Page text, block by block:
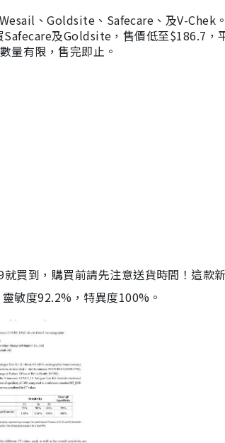
、Goldsite、Safecare、及V-Chek
及Goldsite，售價低至$186.7，
量有限，售完即止。
買到，購買前請先注意送貨時間！這款
敏度92.2%，特異度100%。